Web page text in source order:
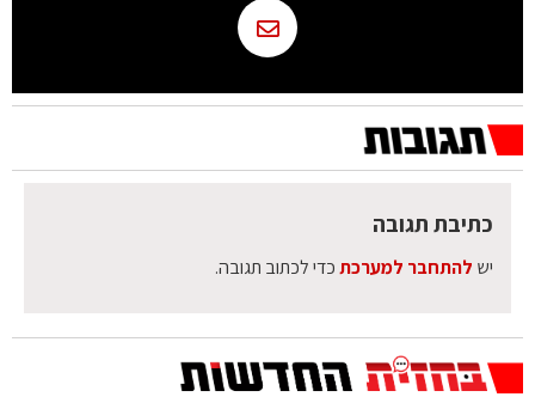
כתיבת תגובה
יש להתחבר למערכתכדי לכתוב תגובה.